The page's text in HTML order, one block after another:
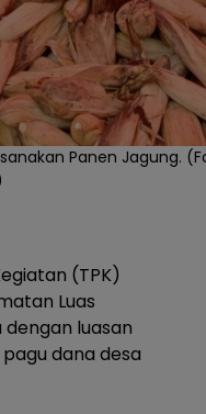
Panen Jagung.
(TPK)
Luas
luasan
dana desa